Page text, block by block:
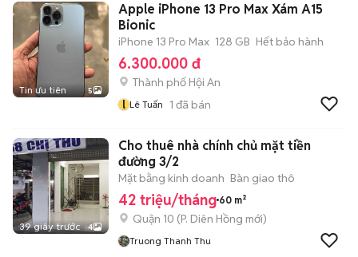
Tin ưu tiên 5
Apple iPhone 13 Pro Max Xám A15
Bionic
iPhone 13 Pro Max 128 GB Hết bảo hành
6.300.000 đ
Thành phố Hội An
l Lê Tuấn 1 đã bán
39 giây trước 4
Cho thuê nhà chính chủ mặt tiền
đường 3/2
Mặt bằng kinh doanh Bàn giao thô
42 triệu/tháng 60 m²
Quận 10 (P. Diên Hồng mới)
Truong Thanh Thu